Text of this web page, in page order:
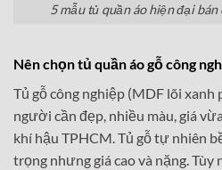
5 mẫu tủ quần áo hiện đại
Nên chọn tủ quần áo gỗ công
Tủ gỗ công nghiệp (MDF lõi
người cần đẹp, nhiều màu, giá
khí hậu TPHCM. Tủ gỗ tự nhiên
trọng nhưng giá cao và nặng. Tùy